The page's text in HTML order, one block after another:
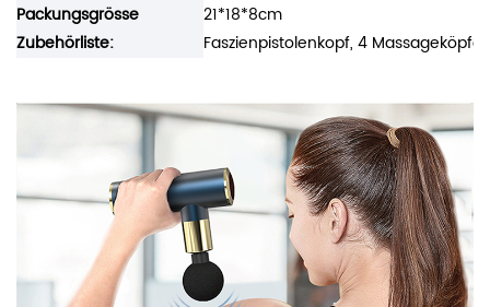
Packungsgrösse
21*18*8cm
Zubehörliste:
Faszienpistolenkopf, 4